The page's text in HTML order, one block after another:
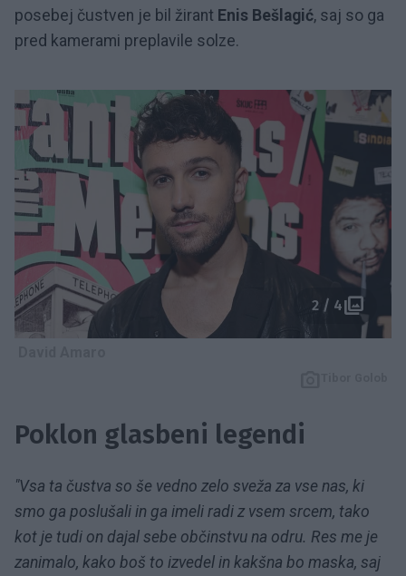
posebej čustven je bil žirant Enis Bešlagić, saj so ga
pred kamerami preplavile solze.
2 / 4
Poklon glasbeni legendi
"Vsa ta čustva so še vedno zelo sveža za vse nas, ki
smo ga poslušali in ga imeli radi z vsem srcem, tako
kot je tudi on dajal sebe občinstvu na odru. Res me je
zanimalo, kako boš to izvedel in kakšna bo maska, saj